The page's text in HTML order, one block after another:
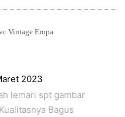
Vintage Eropa
2023
lemari spt gambar
Bagus